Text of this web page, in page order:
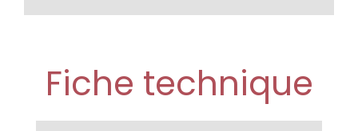
Fiche technique